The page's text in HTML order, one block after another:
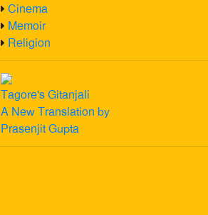
Cinema
Memoir
Religion
Tagore's Gitanjali
A New Translation by
Prasenjit Gupta